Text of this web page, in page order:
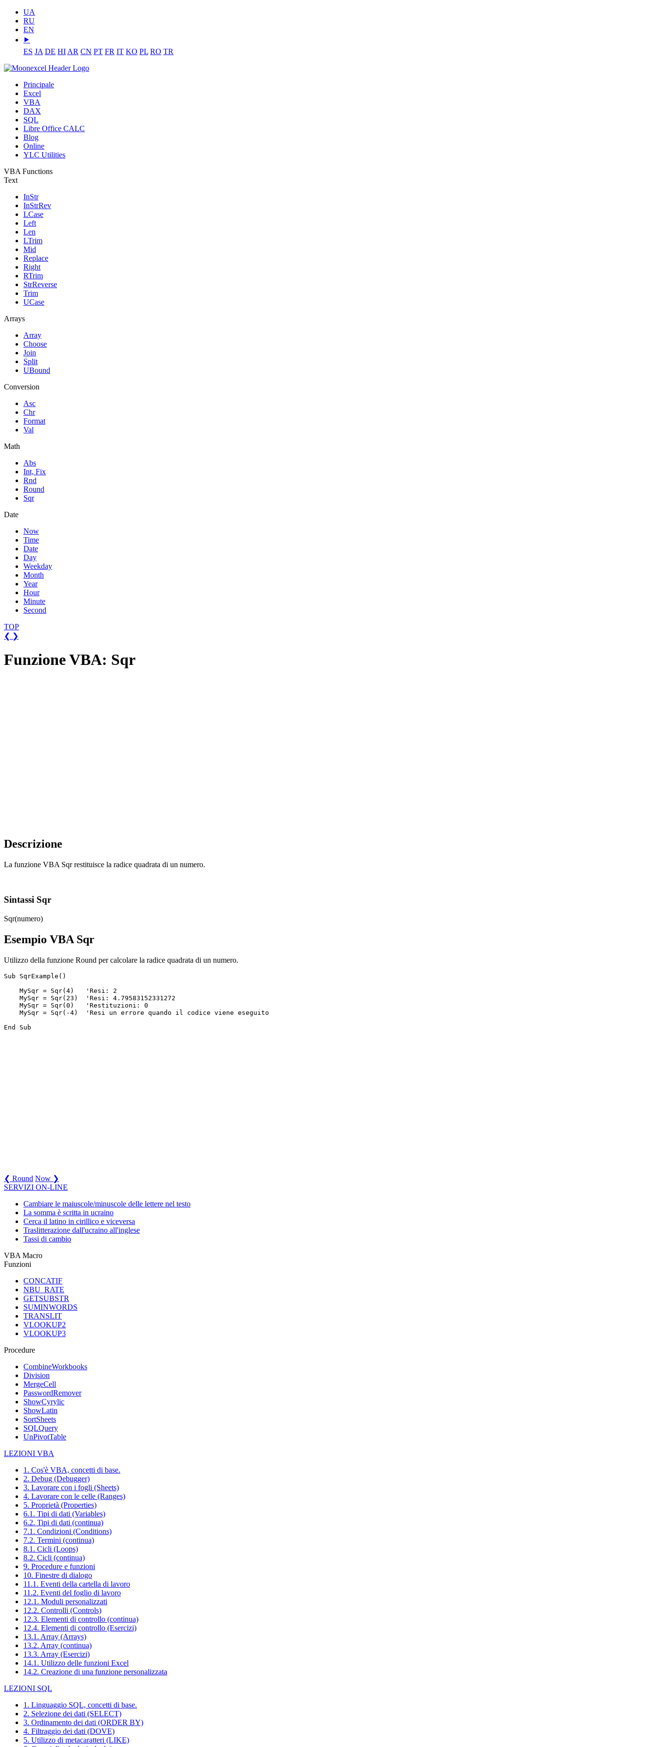
UA
RU
EN
⯈
ES JA DE HI AR CN PT FR IT KO PL RO TR
Principale
Excel
VBA
DAX
SQL
Libre Office CALC
Blog
Online
YLC Utilities
VBA Functions
Text
InStr
InStrRev
LCase
Left
Len
LTrim
Mid
Replace
Right
RTrim
StrReverse
Trim
UCase
Arrays
Array
Choose
Join
Split
UBound
Conversion
Asc
Chr
Format
Val
Math
Abs
Int, Fix
Rnd
Round
Sqr
Date
Now
Time
Date
Day
Weekday
Month
Year
Hour
Minute
Second
TOP
❮ ❯
Funzione VBA: Sqr
Descrizione
La funzione VBA Sqr restituisce la radice quadrata di un numero.
Sintassi Sqr
Sqr(numero)
Esempio VBA Sqr
Utilizzo della funzione Round per calcolare la radice quadrata di un numero.
Sub SqrExample()
    MySqr = Sqr(4)   'Resi: 2
    MySqr = Sqr(23)  'Resi: 4.79583152331272
    MySqr = Sqr(0)   'Restituzioni: 0
    MySqr = Sqr(-4)  'Resi un errore quando il codice viene eseguito
❮ Round Now ❯
SERVIZI ON-LINE
Cambiare le maiuscole/minuscole delle lettere nel testo
La somma è scritta in ucraino
Cerca il latino in cirillico e viceversa
Traslitterazione dall'ucraino all'inglese
Tassi di cambio
VBA Macro
Funzioni
CONCATIF
NBU_RATE
GETSUBSTR
SUMINWORDS
TRANSLIT
VLOOKUP2
VLOOKUP3
Procedure
CombineWorkbooks
Division
MergeCell
PasswordRemover
ShowCyrylic
ShowLatin
SortSheets
SQLQuery
UnPivotTable
LEZIONI VBA
1. Cos'è VBA, concetti di base.
2. Debug (Debugger)
3. Lavorare con i fogli (Sheets)
4. Lavorare con le celle (Ranges)
5. Proprietà (Properties)
6.1. Tipi di dati (Variables)
6.2. Tipi di dati (continua)
7.1. Condizioni (Conditions)
7.2. Termini (continua)
8.1. Cicli (Loops)
8.2. Cicli (continua)
9. Procedure e funzioni
10. Finestre di dialogo
11.1. Eventi della cartella di lavoro
11.2. Eventi del foglio di lavoro
12.1. Moduli personalizzati
12.2. Controlli (Controls)
12.3. Elementi di controllo (continua)
12.4. Elementi di controllo (Esercizi)
13.1. Array (Arrays)
13.2. Array (continua)
13.3. Array (Esercizi)
14.1. Utilizzo delle funzioni Excel
14.2. Creazione di una funzione personalizzata
LEZIONI SQL
1. Linguaggio SQL, concetti di base.
2. Selezione dei dati (SELECT)
3. Ordinamento dei dati (ORDER BY)
4. Filtraggio dei dati (DOVE)
5. Utilizzo di metacaratteri (LIKE)